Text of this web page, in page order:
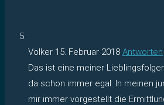
Volker 15. Februar 2018 Antworten
Das ist eine meiner
da schon immer egal. In meinen
mir immer vorgestellt die